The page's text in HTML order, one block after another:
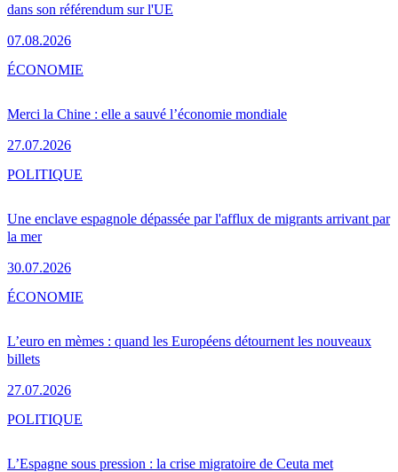
dans son référendum sur l'UE
07.08.2026
Merci la Chine : elle a sauvé l’économie mondiale
27.07.2026
ÉCONOMIE
Une enclave espagnole dépassée par l'afflux de migrants arrivant par
la mer
30.07.2026
POLITIQUE
L’euro en mèmes : quand les Européens détournent les nouveaux
billets
27.07.2026
ÉCONOMIE
L’Espagne sous pression : la crise migratoire de Ceuta met
POLITIQUE